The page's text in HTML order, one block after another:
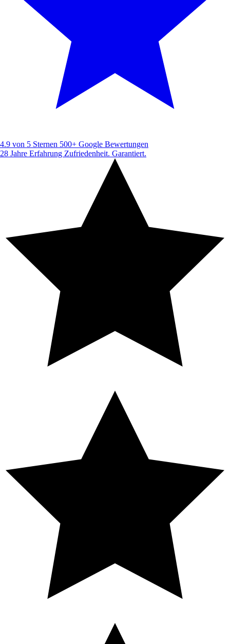
4.9 von 5 Sternen 500+ Google Bewertungen
28 Jahre Erfahrung Zufriedenheit. Garantiert.